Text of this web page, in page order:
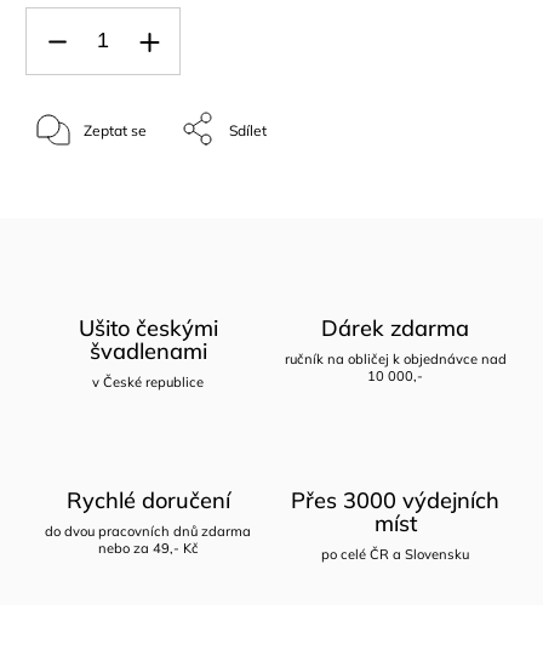
Zeptat se Sdílet
Ušito českými
švadlenami
v České republice
Dárek zdarma
ručník na obličej k objednávce nad
10 000,-
Rychlé doručení
do dvou pracovních dnů zdarma
nebo za 49,- Kč
Přes 3000 výdejních
míst
po celé ČR a Slovensku